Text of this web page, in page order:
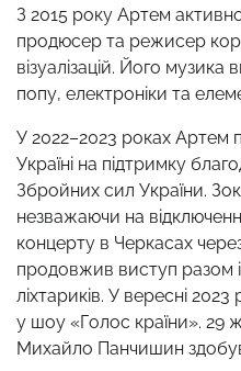
З 2015 року Артем
продюсер та режисер
візуалізацій. Його музика
попу, електроніки та
У 2022–2023 роках Артем
Україні на підтримку
Збройних сил України.
незважаючи на
концерту в Черкасах
продовжив виступ разом
ліхтариків. У вересні
у шоу «Голос країни». 29
Михайло Панчишин